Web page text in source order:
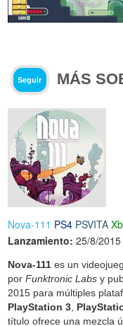
Seguir MÁS
Nova-111 PS4 PSVITA
Lanzamiento: 25/8/2015
Nova-111 es un
porFunktronic Labs y
2015 para múltiples
PlayStation 3,
título ofrece una mezcla